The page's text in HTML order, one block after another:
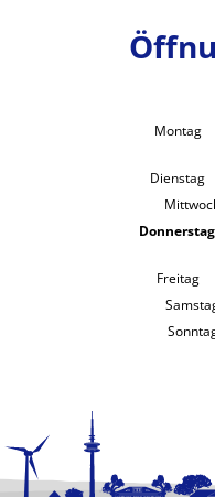
Montag
Dienstag
Donnerstag
Freitag